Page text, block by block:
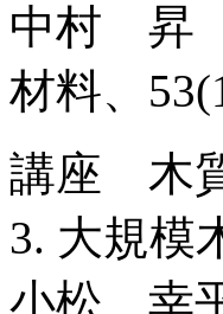
中村 昇
材料、
講座 木
3. 大規模
小松 幸